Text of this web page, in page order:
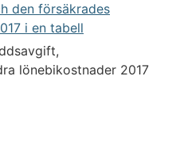
den försäkrades
i en tabell
lönebikostnader 2017